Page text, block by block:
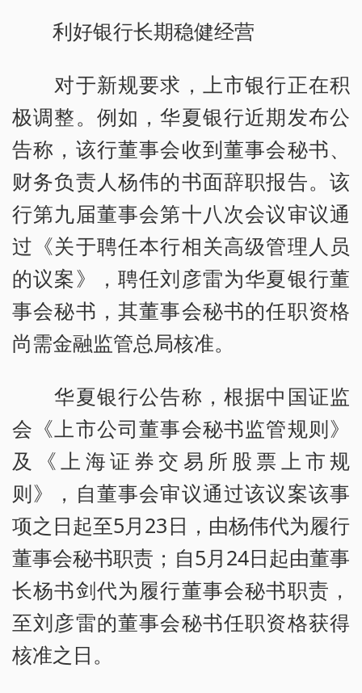
利好银行长期稳健经营
对于新规要求，上市银行正在积
极调整。例如，华夏银行近期发布公
告称，该行董事会收到董事会秘书、
财务负责人杨伟的书面辞职报告。该
行第九届董事会第十八次会议审议通
过《关于聘任本行相关高级管理人员
的议案》，聘任刘彦雷为华夏银行董
事会秘书，其董事会秘书的任职资格
尚需金融监管总局核准。
华夏银行公告称，根据中国证监
会《上市公司董事会秘书监管规则》
及《上海证券交易所股票上市规
则》，自董事会审议通过该议案该事
项之日起至5月23日，由杨伟代为履行
董事会秘书职责；自5月24日起由董事
长杨书剑代为履行董事会秘书职责，
至刘彦雷的董事会秘书任职资格获得
核准之日。